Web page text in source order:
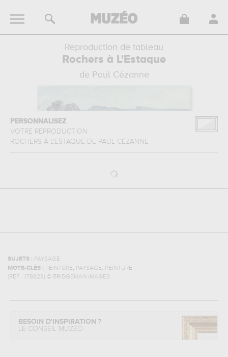
Reproduction de tableau
Rochers à L'Estaque
de Paul Cézanne
PERSONNALISEZ
VOTRE REPRODUCTION
ROCHERS À L'ESTAQUE DE PAUL CÉZANNE
SUJETS : PAYSAGE
MOTS-CLÉS : PEINTURE, PAYSAGE, PEINTURE
(REF :
178828) © BRIDGEMAN IMAGES
BESOIN D'INSPIRATION ?
LE CONSEIL MUZÉO